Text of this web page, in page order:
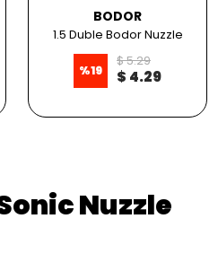
BODOR
1.5 Duble Bodor Nuzzle
%19
$ 5.29
$ 4.29
Nuzzle